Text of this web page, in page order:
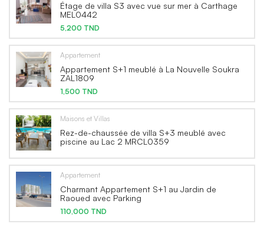
Étage de villa S3 avec vue sur mer à Carthage
MEL0442
5,200 TND
Appartement
Appartement S+1 meublé à La Nouvelle Soukra
ZAL1809
1,500 TND
Maisons et Villas
Rez-de-chaussée de villa S+3 meublé avec
piscine au Lac 2 MRCL0359
Appartement
Charmant Appartement S+1 au Jardin de
Raoued avec Parking
110,000 TND